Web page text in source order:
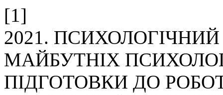
[1]
2021.
МАЙБУТНІХ
ПІДГОТОВКИ ДО